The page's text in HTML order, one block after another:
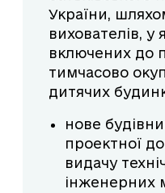
України,
вихователів, у
включених до
тимчасово
дитячих
нове
проектної
видачу
інженерних